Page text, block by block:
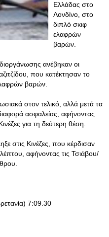
Ελλάδας στο
Λονδίνο, στο
διπλό σκιφ
ελαφρών
βαρών.
ανέβηκαν οι
που κατέκτησαν το
βαρών.
στον τελικό, αλλά μετά τα
ασφαλείας, αφήνοντας
για τη δεύτερη θέση.
στις Κινέζες, που κέρδισαν
αφήνοντας τις Τσιάβου/
7:09.30